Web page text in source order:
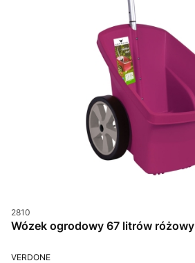
Kod produktu
2810
Wózek ogrodowy 67 litrów różowy
PRODUCENT
VERDONE